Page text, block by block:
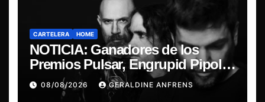
CARTELERA HOME
NOTICIA: Ganadores de los
Premios Pulsar, Engrupid Pipol
presentan show exclusivo.
08/08/2026 GERALDINE ANFRENS